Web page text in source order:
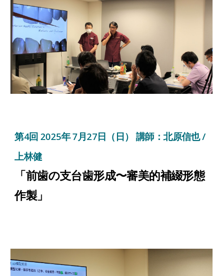
第4回 2025年7月27日（日） 講師：北原信也 /
上林健
「前歯の支台歯形成〜審美的補綴形態
作製」